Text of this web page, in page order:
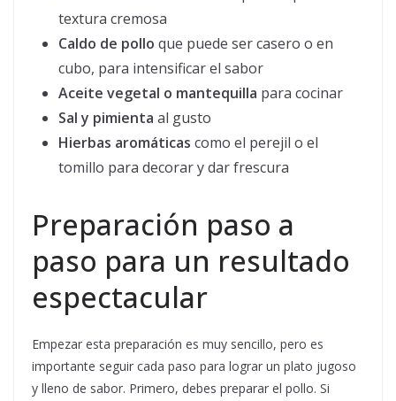
textura cremosa
Caldo de pollo que puede ser casero o en
cubo, para intensificar el sabor
Aceite vegetal o mantequilla para cocinar
Sal y pimienta al gusto
Hierbas aromáticas como el perejil o el
tomillo para decorar y dar frescura
Preparación paso a
paso para un resultado
espectacular
Empezar esta preparación es muy sencillo, pero es
importante seguir cada paso para lograr un plato jugoso
y lleno de sabor. Primero, debes preparar el pollo. Si